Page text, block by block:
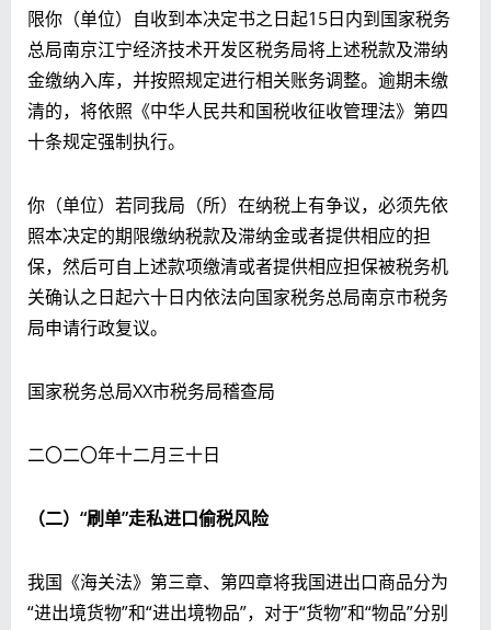
限你（单位）自收到本决定书之日起15日内到国家税务
总局南京江宁经济技术开发区税务局将上述税款及滞纳
金缴纳入库，并按照规定进行相关账务调整。逾期未缴
清的，将依照《中华人民共和国税收征收管理法》第四
十条规定强制执行。
你（单位）若同我局（所）在纳税上有争议，必须先依
照本决定的期限缴纳税款及滞纳金或者提供相应的担
保，然后可自上述款项缴清或者提供相应担保被税务机
关确认之日起六十日内依法向国家税务总局南京市税务
局申请行政复议。
国家税务总局XX市税务局稽查局
二〇二〇年十二月三十日
（二）“刷单”走私进口偷税风险
我国《海关法》第三章、第四章将我国进出口商品分为
“进出境货物”和“进出境物品”，对于“货物”和“物品”分别